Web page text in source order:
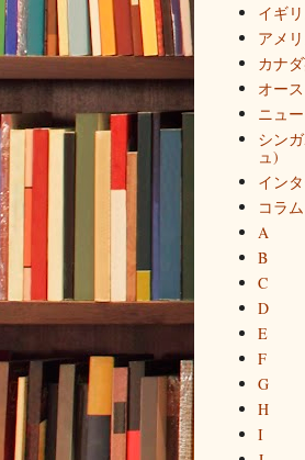
イギ
アメ
カナ
オー
ニュ
シン
ュ)
イン
コラム
A
B
C
D
E
F
G
H
I